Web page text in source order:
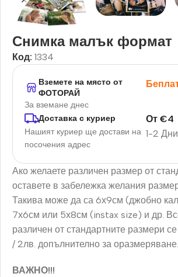
Снимка малък формат
Код: 1334
Вземете на място от
ФОТОРАЙ
За вземане днес
Доставка с куриер
Нашият куриер ще достави на
посочения адрес
1-2 Дни
От€4
Ако желаете различен размер от
оставете в забележка желания
Такива може да са 6х9см (джобно
7х6см или 5х8см (instax size) и др.
различен от стандартните размери
/ 2лв. допълнително за оразмеряване.
ВАЖНО!!!